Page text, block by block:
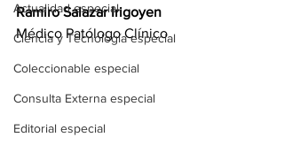
Actualidad especial
Ciencia y Tecnología especial
Coleccionable especial
Consulta Externa especial
Editorial especial
Ramiro Salazar Irigoyen
Médico Patólogo Clínico